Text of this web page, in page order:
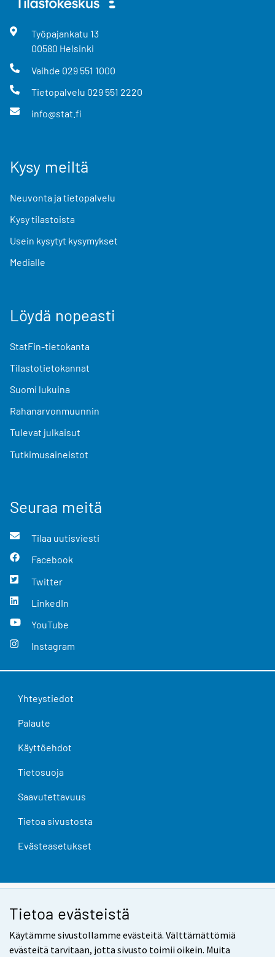
Tietoa evästeistä
Käytämme sivustollamme evästeitä. Välttämättömiä
evästeitä tarvitaan, jotta sivusto toimii oikein. Muita
Työpajankatu 13
00580 Helsinki
Vaihde 029 551 1000
Tietopalvelu 029 551 2220
info@stat.fi
Kysy meiltä
Neuvonta ja tietopalvelu
Kysy tilastoista
Usein kysytyt kysymykset
Medialle
Löydä nopeasti
StatFin-tietokanta
Tilastotietokannat
Suomi lukuina
Rahanarvonmuunnin
Tulevat julkaisut
Tutkimusaineistot
Seuraa meitä
Tilaa uutisviesti
Facebook
Twitter
LinkedIn
YouTube
Instagram
Yhteystiedot
Palaute
Käyttöehdot
Tietosuoja
Saavutettavuus
Tietoa sivustosta
Evästeasetukset